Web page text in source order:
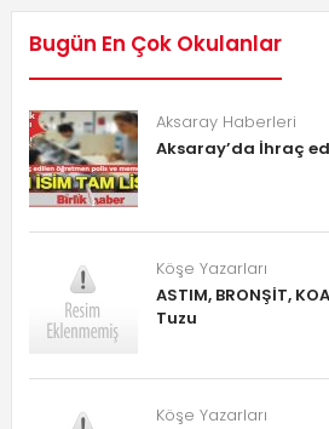
Bugün En Çok Okulanlar
Aksaray Haberleri
Aksaray’da İhraç
Köşe Yazarları
ASTIM, BRONŞİT,
Tuzu
Köşe Yazarları